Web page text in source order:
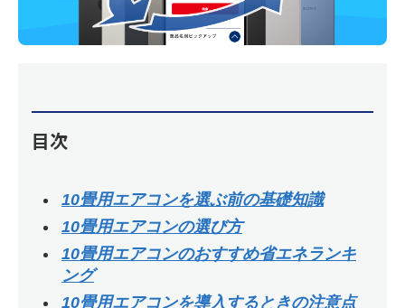
目次
10畳用エアコンを選ぶ前の基礎知識
10畳用エアコンの選び方
10畳用エアコンのおすすめ省エネランキ
ング
10畳用エアコンを導入するときの注意点